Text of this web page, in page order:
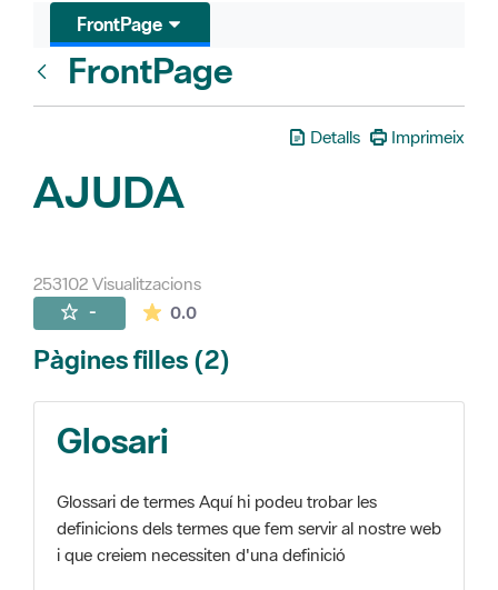
FrontPage
FrontPage
Detalls Imprimeix
AJUDA
253102 Visualitzacions
- 0.0La mitjana de les valoracions és de 0
Pàgines filles (2)
Glosari
Glossari de termes Aquí hi podeu trobar les
definicions dels termes que fem servir al nostre web
i que creiem necessiten d'una definició